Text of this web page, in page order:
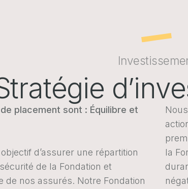
placement sont : Équilibre et
d’assurer une répartition
de la Fondation et
de nos assurés. Notre Fondation
la